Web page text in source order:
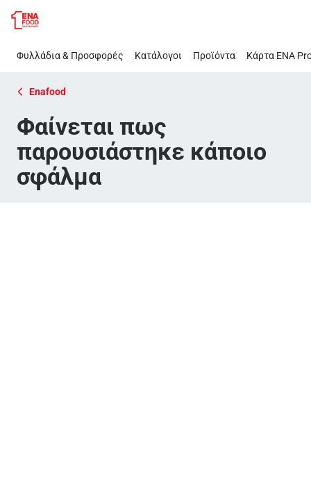
Παράλειψη
Page
Φυλλάδια & Προσφορές Κατάλογοι Προϊόντα Κάρτα ΕΝΑ
Enafood
Φαίνεται πως
παρουσιάστηκε κάποιο
σφάλμα